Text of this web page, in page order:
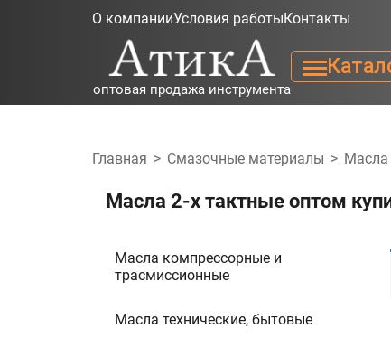
О компанииУсловия работыКонтакты
оптовая продажа инструмента
Главная > Смазочные материалы > Масла
Масла 2-х тактные оптом
Масла компрессорные и
трасмиссионные
Масла технические, бытовые